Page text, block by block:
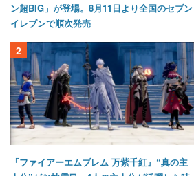
ン超BIG」が登場。8月11日より全国のセブン
イレブンで順次発売
2
『ファイアーエムブレム 万紫千紅』“真の主